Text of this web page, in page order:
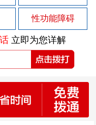
2026-07-29
2026-07-29
2026-07-28
2026-07-25
2026-07-24
2026-07-24
性功能障碍
立即为您详解